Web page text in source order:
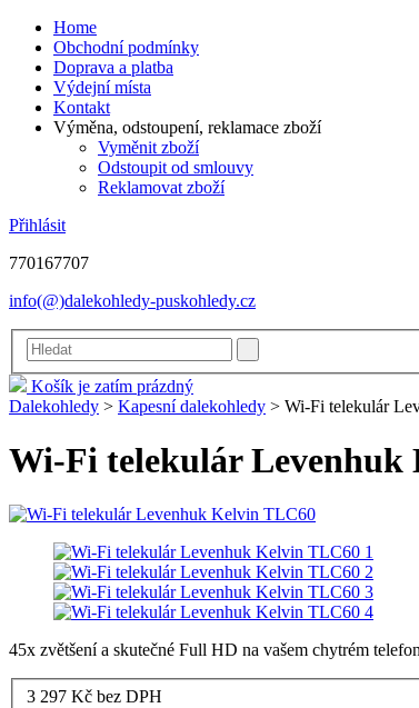
Home
Obchodní podmínky
Doprava a platba
Výdejní místa
Kontakt
Výměna, odstoupení, reklamace zboží
Vyměnit zboží
Odstoupit od smlouvy
Reklamovat zboží
Přihlásit
770167707
info(@)dalekohledy-puskohledy.cz
Košík je zatím prázdný
Dalekohledy > Kapesní dalekohledy > Wi-Fi telekulár
Wi-Fi telekulár Levenhuk
45x zvětšení a skutečné Full HD na vašem chytrém
3 297 Kč bez DPH